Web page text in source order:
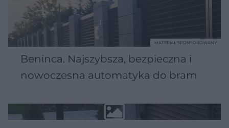
Beninca. Najszybsza, bezpieczna i
nowoczesna automatyka do bram
MATERIAŁ SPONSOROWANY